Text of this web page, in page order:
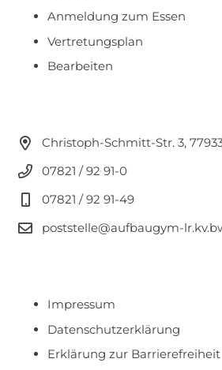
Anmeldung zum Essen
Vertretungsplan
Bearbeiten
Christoph-Schmitt-Str. 3,
07821 / 92 91-0
07821 / 92 91-49
poststelle@aufbaugym-
Impressum
Datenschutzerklärung
Erklärung zur Barrierefreiheit